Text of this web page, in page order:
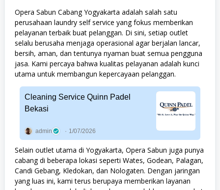
Opera Sabun Cabang Yogyakarta adalah salah satu
perusahaan laundry self service yang fokus memberikan
pelayanan terbaik buat pelanggan. Di sini, setiap outlet
selalu berusaha menjaga operasional agar berjalan lancar,
bersih, aman, dan tentunya nyaman buat semua pengguna
jasa. Kami percaya bahwa kualitas pelayanan adalah kunci
utama untuk membangun kepercayaan pelanggan.
Cleaning Service Quinn Padel
Bekasi
admin 1/07/2026
Selain outlet utama di Yogyakarta, Opera Sabun juga punya
cabang di beberapa lokasi seperti Wates, Godean, Palagan,
Candi Gebang, Kledokan, dan Nologaten. Dengan jaringan
yang luas ini, kami terus berupaya memberikan layanan